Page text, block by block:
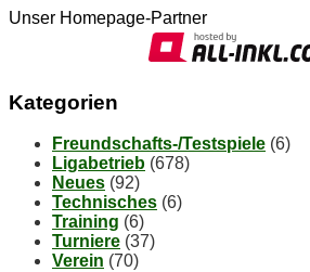
Unser Homepage-Partner
Ka­te­go­rien
Freundschafts-/Testspiele (6)
Ligabetrieb (678)
Neues (92)
Technisches (6)
Training (6)
Turniere (37)
Verein (70)